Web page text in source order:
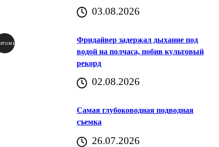
03.08.2026
Фридайвер задержал дыхание под
водой на полчаса, побив культовый
рекорд
02.08.2026
Самая глубоководная подводная
съемка
26.07.2026